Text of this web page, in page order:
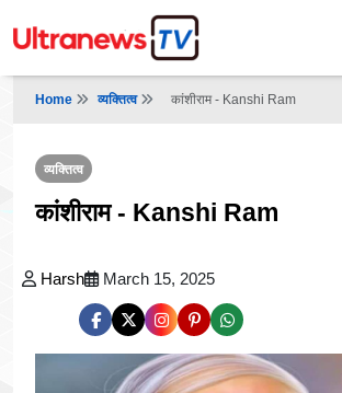
Home व्यक्तित्व कांशीराम - Kanshi Ram
व्यक्तित्व
कांशीराम - Kanshi Ram
Harsh March 15, 2025